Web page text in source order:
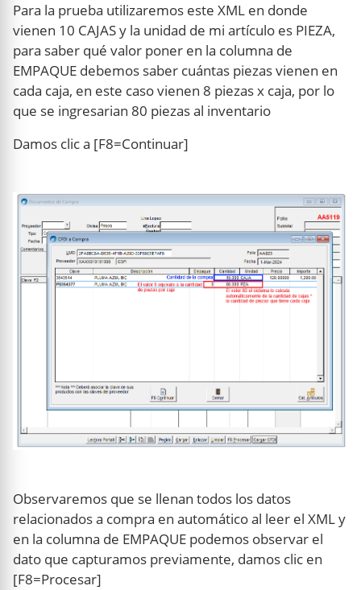
Para la prueba utilizaremos este XML en donde
vienen 10 CAJAS y la unidad de mi artículo es PIEZA,
para saber qué valor poner en la columna de
EMPAQUE debemos saber cuántas piezas vienen en
cada caja, en este caso vienen 8 piezas x caja, por lo
que se ingresarian 80 piezas al inventario
Damos clic a [F8=Continuar]
Observaremos que se llenan todos los datos
relacionados a compra en automático al leer el XML y
en la columna de EMPAQUE podemos observar el
dato que capturamos previamente, damos clic en
[F8=Procesar]